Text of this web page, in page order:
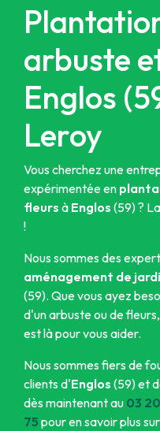
arbuste
Englos
Leroy
Vous cherchez une
expérimentée en
fleurs à Englos (59) ?
!
Nous sommes des
aménagement de
(59). Que vous ayez
d'un arbuste ou de
est là pour vous aider.
Nous sommes fiers de
clients d'Englos (59) et
dès maintenant au 03
75 pour en savoir plus